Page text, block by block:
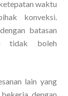
waktu
konveksi.
batasan
tidak boleh
lain yang